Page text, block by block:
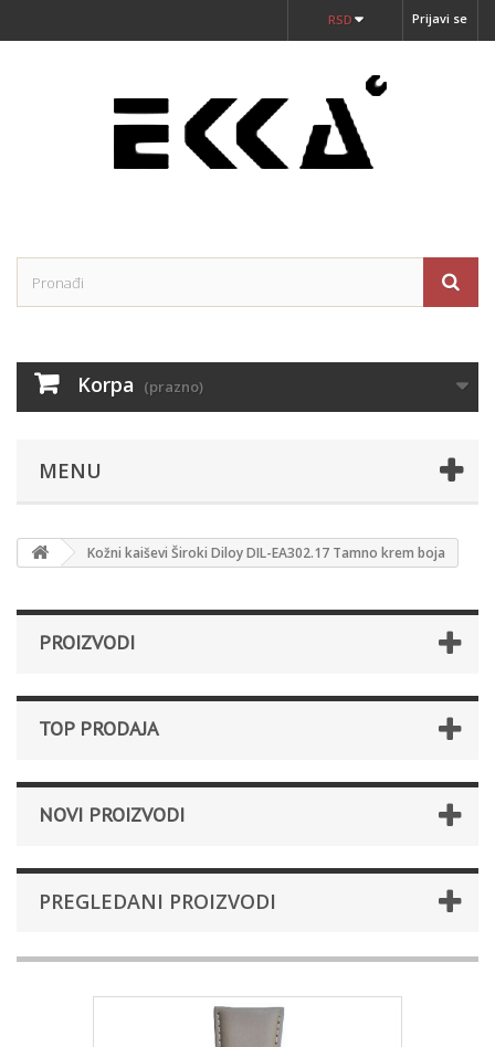
Prijavi se
RSD
Korpa (prazno)
MENU
Kožni kaiševi Široki Diloy DIL-EA302.17 Tamno krem boja
PROIZVODI
TOP PRODAJA
NOVI PROIZVODI
PREGLEDANI PROIZVODI